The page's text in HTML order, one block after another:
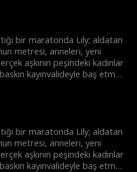
bir maratonda Lily; aldatan
metresi, anneleri, yeni
aşkının peşindeki kadınlar
kayınvalideyle baş etmek
bir maratonda Lily; aldatan
metresi, anneleri, yeni
aşkının peşindeki kadınlar
kayınvalideyle baş etmek